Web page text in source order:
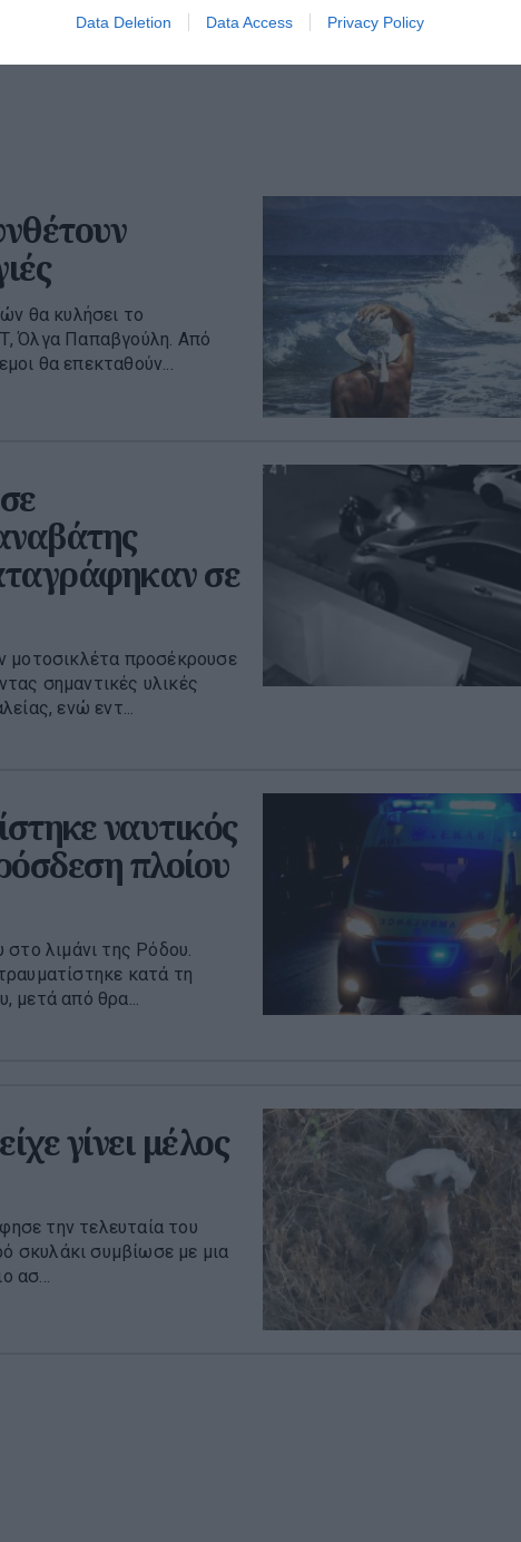
Data Deletion Data Access Privacy Policy
Η αναμονή ξεπερνά τα...
ποια μέτρα π...
θα κυλήσει το
Όλγα Παπαβγούλη. Από
θα επεκταθούν...
σε
μοτοσικλέτα προσέκρουσε
σημαντικές υλικές
ενώ εντ...
ναυτικός
πλοίου
λιμάνι της Ρόδου.
κατά τη
μετά από θρα...
γίνει μέλος
την τελευταία του
σκυλάκι συμβίωσε με μια
ασ...